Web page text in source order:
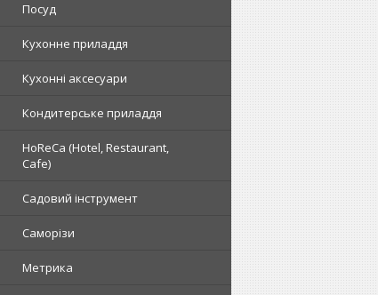
Посуд
Кухонне приладдя
Кухонні аксесуари
Кондитерське приладдя
HoReCa (Hotel, Restaurant,
Cafe)
Садовий інструмент
Саморізи
Метрика